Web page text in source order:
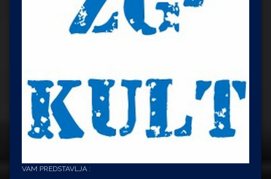
VAM PREDSTAVLJA :